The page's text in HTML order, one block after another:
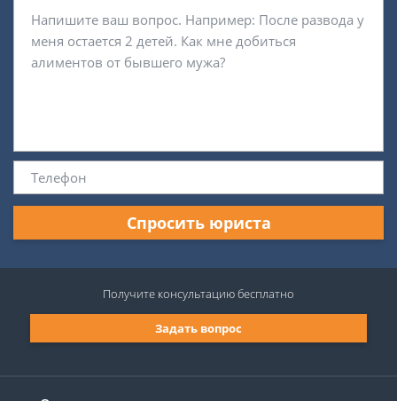
Спросить юриста
Задать вопрос
Получите консультациюбесплатно